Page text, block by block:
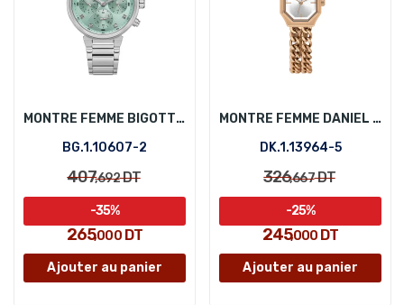
MONTRE FEMME BIGOTTI BG.1.10607-2
BG.1.10607-2
407,692DT
265,000DT
-35%
Ajouter au panier
MONTRE FEMME DANIEL KLEIN DK.1.13964-5
DK.1.13964-5
326,667DT
245,000 DT
-25%
Ajouter au panier